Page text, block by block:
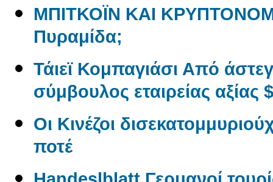
ΜΠΙΤΚΟΪΝ ΚΑΙ
Πυραμίδα;
Τάιεϊ Κομπαγιάσι Από
σύμβουλος εταιρείας αξίας
Οι Κινέζοι
ποτέ